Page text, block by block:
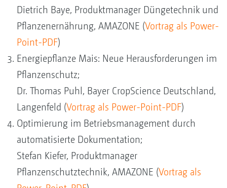
Dietrich Baye, Produktmanager Düngetechnik und
Pflanzenernährung, AMAZONE (Vortrag als Power-
Point-PDF)
Energiepflanze Mais: Neue Herausforderungen im
Pflanzenschutz;
Dr. Thomas Puhl, Bayer CropScience Deutschland,
Langenfeld (Vortrag als Power-Point-PDF)
Optimierung im Betriebsmanagement durch
automatisierte Dokumentation;
Stefan Kiefer, Produktmanager
Pflanzenschutztechnik, AMAZONE (Vortrag als